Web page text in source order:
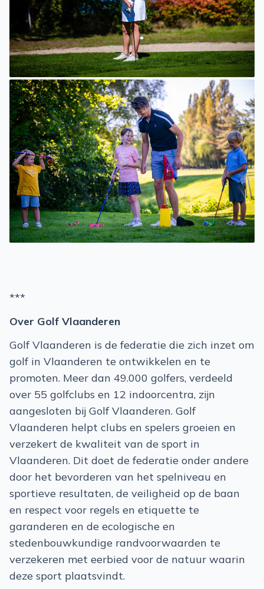
***
Over Golf Vlaanderen
Golf Vlaanderen is de federatie die zich inzet om
golf in Vlaanderen te ontwikkelen en te
promoten. Meer dan 49.000 golfers, verdeeld
over 55 golfclubs en 12 indoorcentra, zijn
aangesloten bij Golf Vlaanderen. Golf
Vlaanderen helpt clubs en spelers groeien en
verzekert de kwaliteit van de sport in
Vlaanderen. Dit doet de federatie onder andere
door het bevorderen van het spelniveau en
sportieve resultaten, de veiligheid op de baan
en respect voor regels en etiquette te
garanderen en de ecologische en
stedenbouwkundige randvoorwaarden te
verzekeren met eerbied voor de natuur waarin
deze sport plaatsvindt.